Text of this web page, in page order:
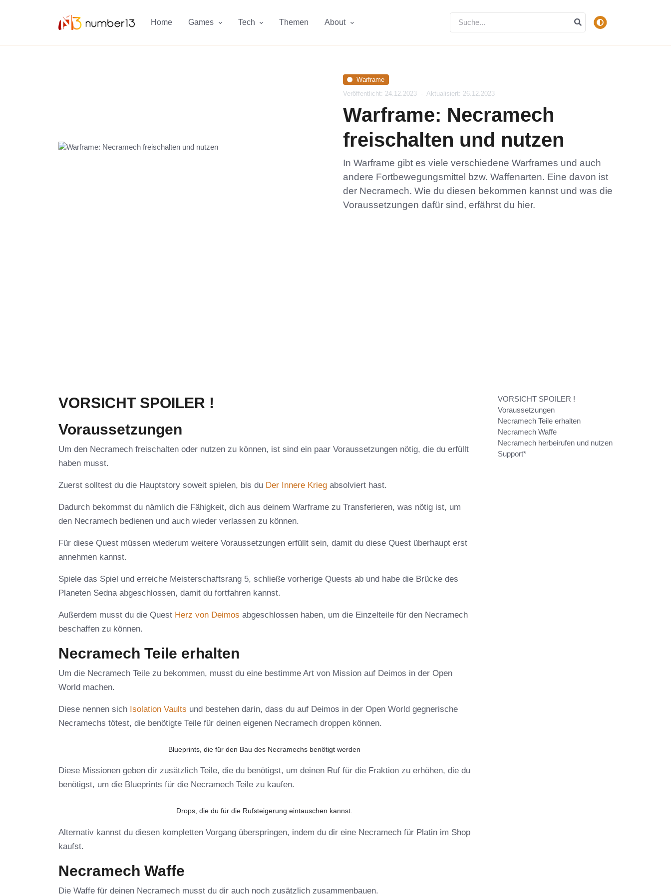
Home Games Tech Themen About
Warframe
Veröffentlicht: 24.12.2023 - Aktualisiert: 26.12.2023
Warframe: Necramech
freischalten und nutzen
In Warframe gibt es viele verschiedene Warframes und auch
andere Fortbewegungsmittel bzw. Waffenarten. Eine davon ist
der Necramech. Wie du diesen bekommen kannst und was die
Voraussetzungen dafür sind, erfährst du hier.
VORSICHT SPOILER !
Voraussetzungen
Um den Necramech freischalten oder nutzen zu können, ist sind ein paar Voraussetzungen nötig, die du erfüllt
haben musst.
Zuerst solltest du die Hauptstory soweit spielen, bis du Der Innere Krieg absolviert hast.
Dadurch bekommst du nämlich die Fähigkeit, dich aus deinem Warframe zu Transferieren, was nötig ist, um
den Necramech bedienen und auch wieder verlassen zu können.
Für diese Quest müssen wiederum weitere Voraussetzungen erfüllt sein, damit du diese Quest überhaupt erst
annehmen kannst.
Spiele das Spiel und erreiche Meisterschaftsrang 5, schließe vorherige Quests ab und habe die Brücke des
Planeten Sedna abgeschlossen, damit du fortfahren kannst.
Außerdem musst du die Quest Herz von Deimos abgeschlossen haben, um die Einzelteile für den Necramech
beschaffen zu können.
Necramech Teile erhalten
Um die Necramech Teile zu bekommen, musst du eine bestimme Art von Mission auf Deimos in der Open
World machen.
Diese nennen sich Isolation Vaults und bestehen darin, dass du auf Deimos in der Open World gegnerische
Necramechs tötest, die benötigte Teile für deinen eigenen Necramech droppen können.
Blueprints, die für den Bau des Necramechs benötigt werden
Diese Missionen geben dir zusätzlich Teile, die du benötigst, um deinen Ruf für die Fraktion zu erhöhen, die du
benötigst, um die Blueprints für die Necramech Teile zu kaufen.
Drops, die du für die Rufsteigerung eintauschen kannst.
Alternativ kannst du diesen kompletten Vorgang überspringen, indem du dir eine Necramech für Platin im Shop
kaufst.
Necramech Waffe
Die Waffe für deinen Necramech musst du dir auch noch zusätzlich zusammenbauen.
VORSICHT SPOILER !
Voraussetzungen
Necramech Teile erhalten
Necramech Waffe
Necramech herbeirufen und nutzen
Support*